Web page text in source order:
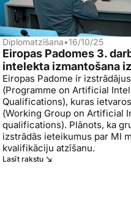
Diplomatzīšana•16/10/25
Eiropas Padomes 3.
intelekta izmantošana
Eiropas Padome ir
(Programme on Artificial
Qualifications), kuras
(Working Group on Artificial
qualifications). Plānots, ka
izstrādās ieteikumus par MI
kvalifikāciju atzīšanu.
Lasīt rakstu